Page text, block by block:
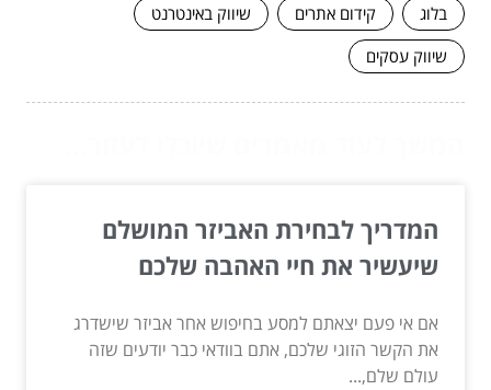
בלוג קידום אתרים
שיווק באינטרנט
שיווק עסקים
המדריך לבחירת האביזר המושלם
שיעשיר את חיי האהבה שלכם
אם אי פעם יצאתם למסע בחיפוש אחר אביזר שישדרג
את הקשר הזוגי שלכם, אתם בוודאי כבר יודעים שזה
עולם שלם,...